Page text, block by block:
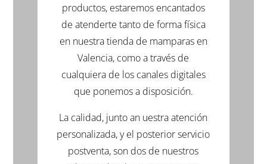
productos, estaremos encantados
de atenderte tanto de forma física
en nuestra tienda de mamparas en
Valencia, como a través de
cualquiera de los canales digitales
que ponemos a disposición.
La calidad, junto an uestra atención
personalizada, y el posterior servicio
postventa, son dos de nuestros